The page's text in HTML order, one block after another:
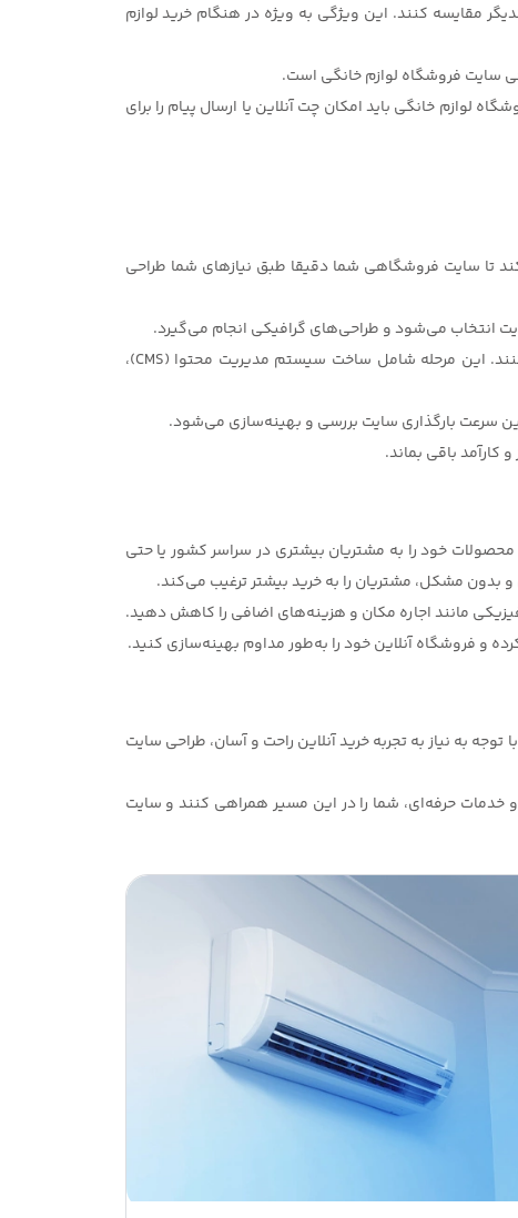
مقایسه کنند. این ویژگی به ویژه در هنگام خرید لوازم
خانگی باید امکان چت آنلاین یا ارسال پیام را برای
تا سایت فروشگاهی شما دقیقا طبق نیازهای شما طراحی
3.توسعه و برنامه‌نویسی: پس از طراحی گرافیکی، تیم توسعه‌دهندگان سایت شما اقدام به برنامه‌نویسی و کدنویسی سایت می‌کنند. این مرحله شامل ساخت سیستم مدیریت محتوا (CMS)،
خود را به مشتریان بیشتری در سراسر کشور یا حتی
بدون مشکل، مشتریان را به خرید بیشتر ترغیب می‌کند.
مانند اجاره مکان و هزینه‌های اضافی را کاهش دهید.
کرده و فروشگاه آنلاین خود را به‌طور مداوم بهینه‌سازی کنید.
به نیاز به تجربه خرید آنلاین راحت و آسان، طراحی سایت
خدمات حرفه‌ای، شما را در این مسیر همراهی کنند و سایت